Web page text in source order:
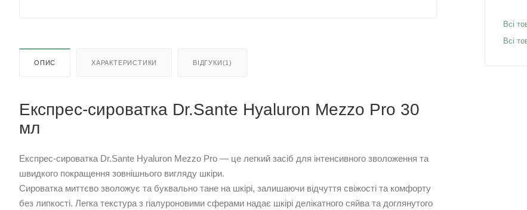
ОПИС ХАРАКТЕРИСТИКИ ВІДГУКИ(1)
Експрес-сироватка Dr.Sante Hyaluron Mezzo Pro 30
мл
Експрес-сироватка Dr.Sante Hyaluron Mezzo Pro — це легкий засіб для інтенсивного зволоження та
швидкого покращення зовнішнього вигляду шкіри.
Сироватка миттєво зволожує та буквально тане на шкірі, залишаючи відчуття свіжості та комфорту
без липкості. Легка текстура з гіалуроновими сферами надає шкірі делікатного сяйва та доглянутого
Всі
Всі